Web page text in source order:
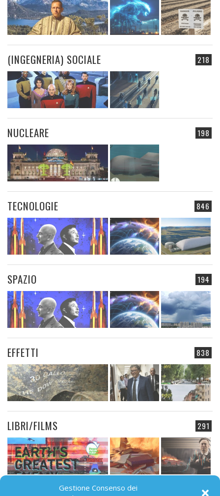
Gestione Consenso dei
218
(INGEGNERIA) SOCIALE
198
NUCLEARE
846
TECNOLOGIE
194
SPAZIO
838
EFFETTI
291
LIBRI/FILMS